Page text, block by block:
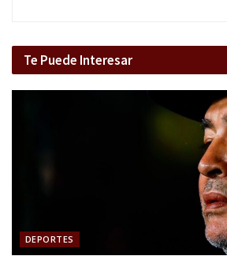
Te Puede Interesar
DEPORTES